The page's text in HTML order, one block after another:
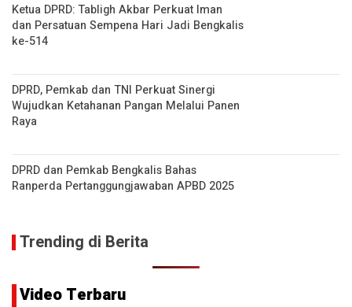
Ketua DPRD: Tabligh Akbar Perkuat Iman
dan Persatuan Sempena Hari Jadi Bengkalis
ke-514
DPRD, Pemkab dan TNI Perkuat Sinergi
Wujudkan Ketahanan Pangan Melalui Panen
Raya
DPRD dan Pemkab Bengkalis Bahas
Ranperda Pertanggungjawaban APBD 2025
Trending di Berita
Video Terbaru